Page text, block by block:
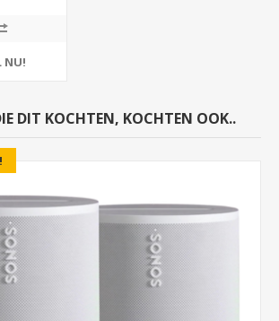
NU!
DIT KOCHTEN, KOCHTEN OOK..